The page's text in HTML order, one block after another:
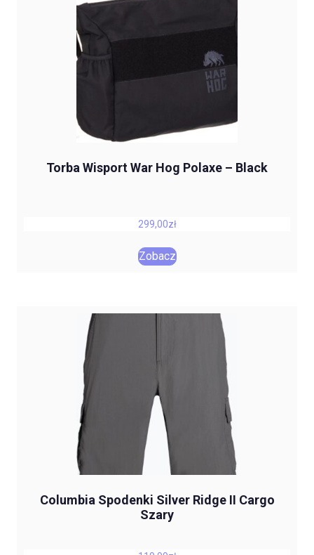
Torba Wisport War Hog Polaxe – Black
299,00zł
Zobacz
Columbia Spodenki Silver Ridge II Cargo
Szary